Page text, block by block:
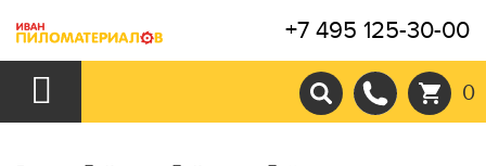
+7 495 125-30-00
0